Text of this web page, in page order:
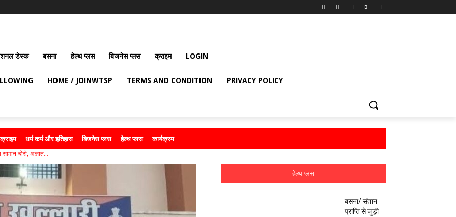
डेस्क बसना हेल्थ प्लस बिजनेस प्लस क्राइम LOGIN
HOME / JOINWTSP TERMS AND CONDITION PRIVACY POLICY
क्राइम धर्म कर्म और इतिहास बिजनेस प्लस हेल्थ प्लस कार्यक्रम
चोरी, अज्ञात...
हेल्थ प्लस
बसना/ संतान
प्राप्ति से जुड़ी